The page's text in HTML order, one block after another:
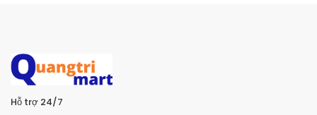
Hỗ trợ 24/7